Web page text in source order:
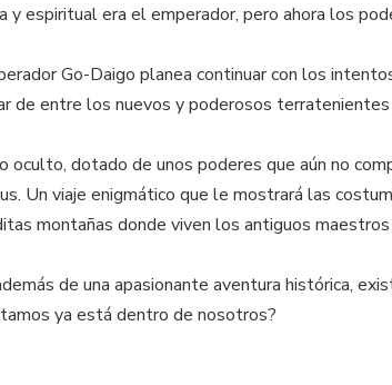
y espiritual era el emperador, pero ahora los
Go-Daigo planea continuar con los
de entre los nuevos y poderosos
oculto, dotado de unos poderes que aún no
Un viaje enigmático que le mostrará las
montañas donde viven los antiguos
de una apasionante aventura histórica,
ya está dentro de nosotros?